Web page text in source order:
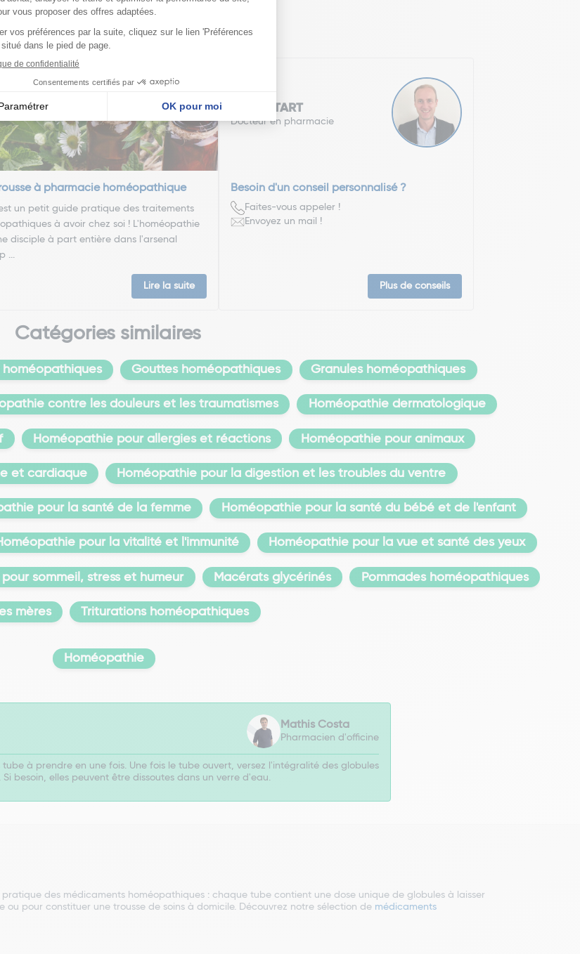
à pharmacie homéopathique
un petit guide pratique des traitements
à avoir chez soi ! L'homéopathie
disciple à part entière dans l'arsenal
...
Lire la suite
Cyril TETART
Docteur en pharmacie
Besoin d'un conseil personnalisé ?
Faites-vous appeler !
Envoyez un mail !
Plus de conseils
Catégories similaires
homéopathiques Gouttes homéopathiques Granules homéopathiques
contre les douleurs et les traumatismes Homéopathie dermatologique
Homéopathie pour allergies et réactions Homéopathie pour animaux
et cardiaque Homéopathie pour la digestion et les troubles du ventre
pour la santé de la femme Homéopathie pour la santé du bébé et de l'enfant
pour la vitalité et l'immunité Homéopathie pour la vue et santé des yeux
sommeil, stress et humeur Macérats glycérinés Pommades homéopathiques
mères Triturations homéopathiques
Homéopathie
Mathis Costa
Pharmacien d'officine
tube à prendre en une fois. Une fois le tube ouvert, versez l'intégralité des globules
besoin, elles peuvent être dissoutes dans un verre d'eau.
des médicaments homéopathiques : chaque tube contient une dose unique de globules à laisser
pour constituer une trousse de soins à domicile. Découvrez notre sélection de médicaments